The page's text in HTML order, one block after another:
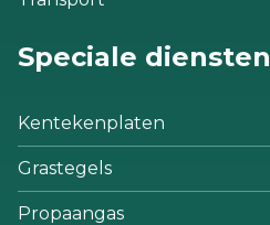
Speciale diensten
Kentekenplaten
Grastegels
Propaangas